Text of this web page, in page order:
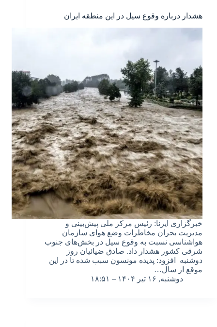
هشدار درباره وقوع سیل در این منطقه ایران
خبرگزاری ایرنا: رئیس مرکز ملی پیش‌بینی و
مدیریت بحران مخاطرات وضع هوای سازمان
هواشناسی نسبت به وقوع سیل در بخش‌های جنوب
شرقی کشور هشدار داد. صادق ضیائیان روز
دوشنبه افزود: پدیده مونسون سبب شده تا در این
موقع از سال…
دوشنبه, ۱۶ تیر ۱۴۰۴ – ۱۸:۵۱